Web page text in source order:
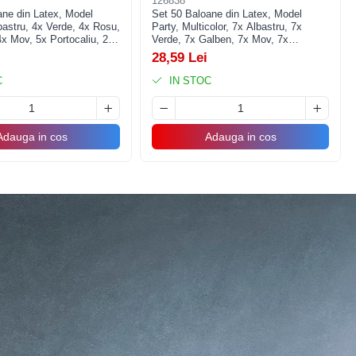
din folie PET lucioasa cu franjuri, greutatea este perfecta
din Latex, Model
4x Verde, 4x Rosu,
Mov, 5x Portocaliu, 23
in cos
Set 50 Baloane din Latex, Model
Party, Multicolor, 7x Albastru, 7x
Verde, 7x Galben, 7x Mov, 7x
Portocaliu, 7x Roz, 8x Rosu, 23 cm,
1.4 g
28,59 Lei
IN STOC
Adauga in cos